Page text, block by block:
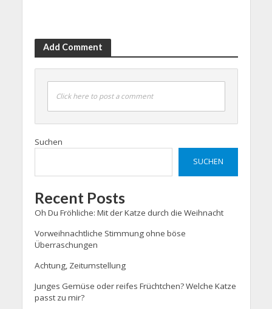
Add Comment
Click here to post a comment
Suchen
SUCHEN
Recent Posts
Oh Du Fröhliche: Mit der Katze durch die Weihnacht
Vorweihnachtliche Stimmung ohne böse
Überraschungen
Achtung, Zeitumstellung
Junges Gemüse oder reifes Früchtchen? Welche Katze
passt zu mir?